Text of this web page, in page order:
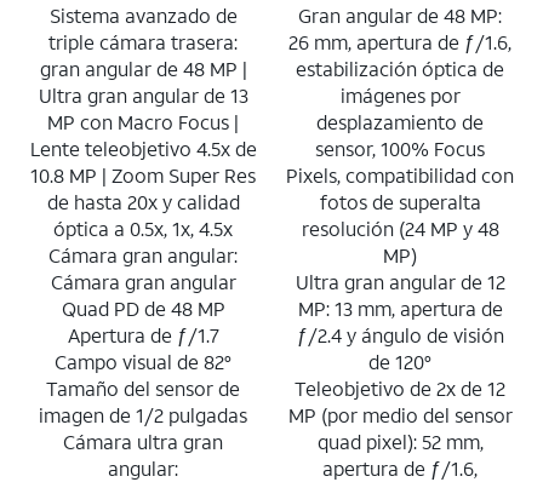
Sistema avanzado de
triple cámara trasera:
gran angular de 48 MP |
Ultra gran angular de 13
MP con Macro Focus |
Lente teleobjetivo 4.5x de
10.8 MP | Zoom Super Res
de hasta 20x y calidad
óptica a 0.5x, 1x, 4.5x
Cámara gran angular:
Cámara gran angular
Quad PD de 48 MP
Apertura de ƒ/1.7
Campo visual de 82°
Tamaño del sensor de
imagen de 1/2 pulgadas
Cámara ultra gran
angular:
Gran angular de 48 MP:
26 mm, apertura de ƒ/1.6,
estabilización óptica de
imágenes por
desplazamiento de
sensor, 100% Focus
Pixels, compatibilidad con
fotos de superalta
resolución (24 MP y 48
MP)
Ultra gran angular de 12
MP: 13 mm, apertura de
ƒ/2.4 y ángulo de visión
de 120°
Teleobjetivo de 2x de 12
MP (por medio del sensor
quad pixel): 52 mm,
apertura de ƒ/1.6,